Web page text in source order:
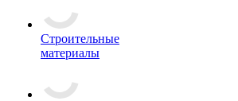
Строительные
материалы